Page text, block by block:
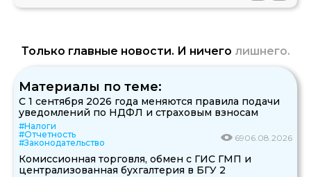
Только главные новости. И ничего лишнего.
Материалы по теме:
С 1 сентября 2026 года меняются правила подачи
уведомлений по НДФЛ и страховым взносам
#Налоги
#Отчетность
#Законодательство
6906.08.2026
Комиссионная торговля, обмен с ГИС ГМП и
централизованная бухгалтерия в БГУ 2